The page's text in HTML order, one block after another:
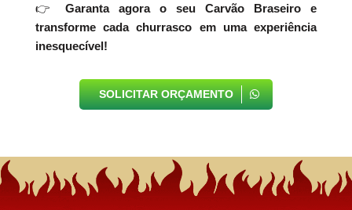
👉
Garanta agora o seu Carvão Braseiro e
transforme cada churrasco em uma experiência
inesquecível!
SOLICITAR ORÇAMENTO